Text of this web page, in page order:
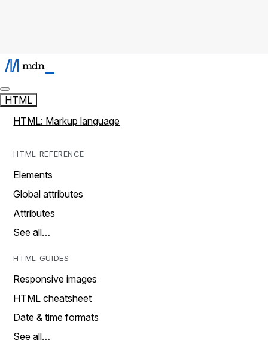
HTML
HTML: Markup language
HTML REFERENCE
Elements
Global attributes
Attributes
See all…
HTML GUIDES
Responsive images
HTML cheatsheet
Date & time formats
See all…